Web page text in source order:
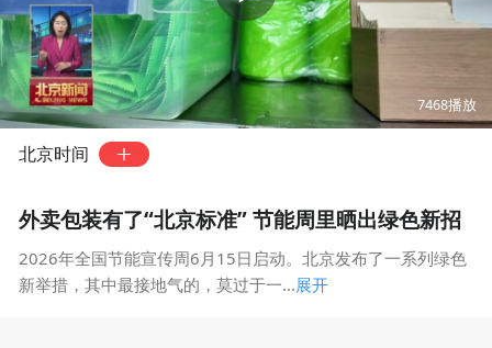
00:00 02:40
7468播放
北京时间
外卖包装有了“北京标准” 节能周里晒出绿色新招
2026年全国节能宣传周6月15日启动。北京发布了一系列绿色
新举措，其中最接地气的，莫过于一...展开